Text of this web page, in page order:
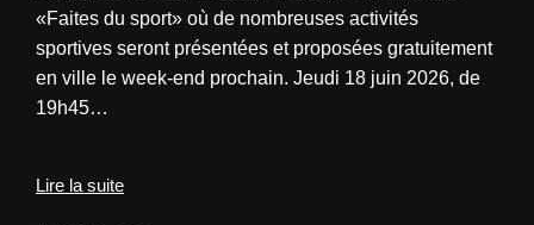
«Faites du sport» où de nombreuses activités
sportives seront présentées et proposées gratuitement
en ville le week-end prochain. Jeudi 18 juin 2026, de
19h45…
Lire la suite